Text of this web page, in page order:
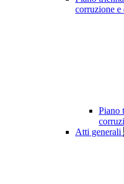
corruzione e
Piano
Atti generali